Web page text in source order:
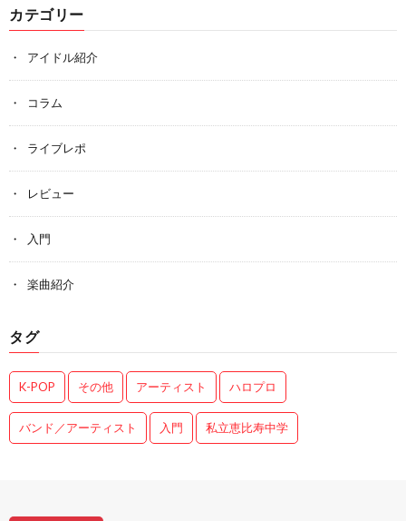
カテゴリー
アイドル紹介
コラム
ライブレポ
レビュー
入門
楽曲紹介
タグ
K-POP その他 アーティスト ハロプロ
バンド／アーティスト 入門 私立恵比寿中学